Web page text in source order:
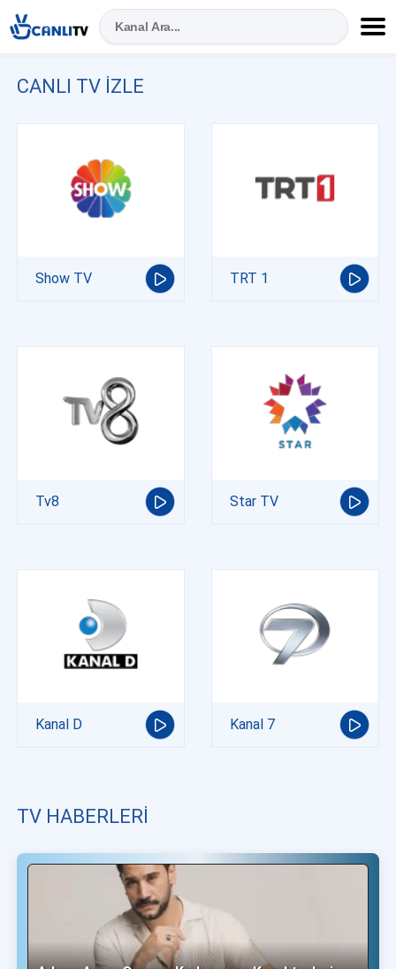
CANLI TV IZLE
Show TV TRT 1
Tv8 Star TV
Kanal D Kanal 7
TV HABERLERI